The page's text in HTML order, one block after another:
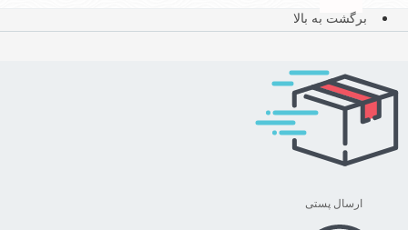
برگشت به بالا
ارسال پستی